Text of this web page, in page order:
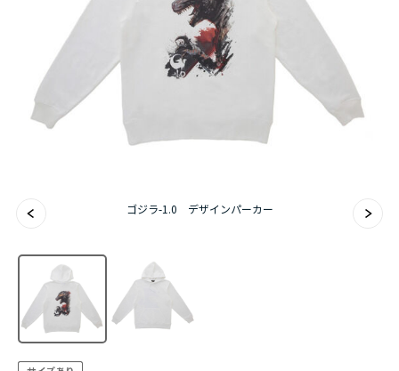
ゴジラ-1.0 デザインパーカー